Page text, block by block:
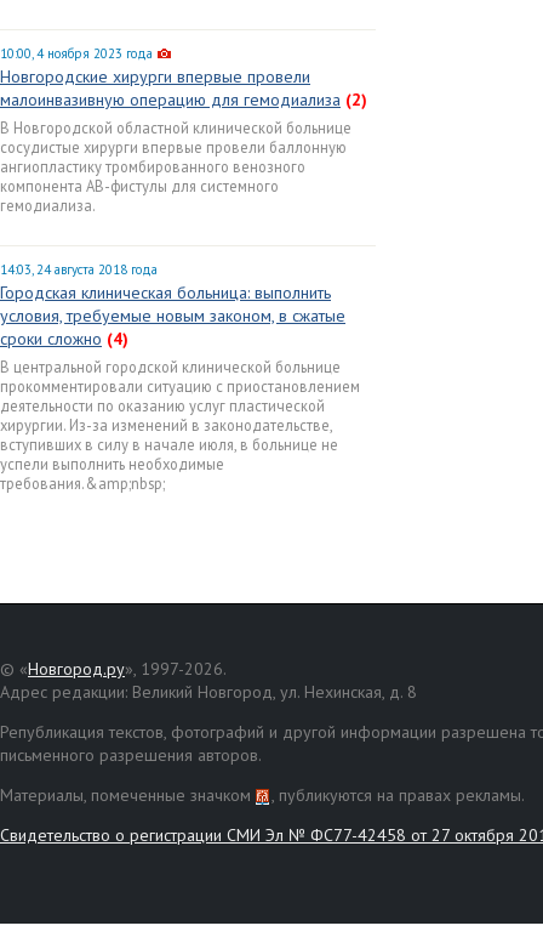
10:00, 4 ноября 2023 года
Новгородские хирурги впервые провели
малоинвазивную операцию для гемодиализа (2)
В Новгородской областной клинической больнице
сосудистые хирурги впервые провели баллонную
ангиопластику тромбированного венозного
компонента АВ-фистулы для системного
гемодиализа.
14:03, 24 августа 2018 года
Городская клиническая больница: выполнить
условия, требуемые новым законом, в сжатые
сроки сложно (4)
В центральной городской клинической больнице
прокомментировали ситуацию с приостановлением
деятельности по оказанию услуг пластической
хирургии. Из-за изменений в законодательстве,
вступивших в силу в начале июля, в больнице не
успели выполнить необходимые
требования.&amp;nbsp;
© «Новгород.ру», 1997-2026.
Адрес редакции: Великий Новгород, ул. Нехинская, д. 8
Републикация текстов, фотографий и другой информации разрешена
письменного разрешения авторов.
Материалы, помеченные значком
, публикуются на правах рекламы.
Свидетельство о регистрации СМИ Эл № ФС77-42458 от 27 октября